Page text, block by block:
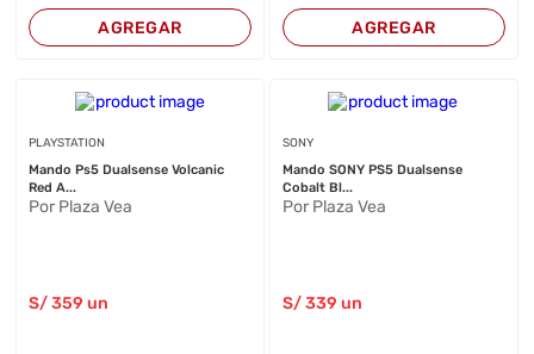
AGREGAR AGREGAR
PLAYSTATION
Mando Ps5 Dualsense Volcanic
Red A...
Por Plaza Vea
S/359 un
SONY
Mando SONY PS5 Dualsense
Cobalt Bl...
Por Plaza Vea
S/339 un